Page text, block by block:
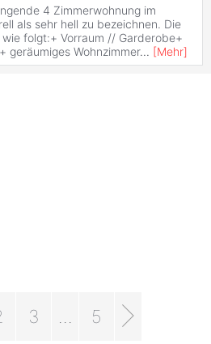
4 Zimmerwohnung im
als sehr hell zu bezeichnen. Die
folgt:+ Vorraum // Garderobe+
geräumiges Wohnzimmer... [Mehr]
3 5